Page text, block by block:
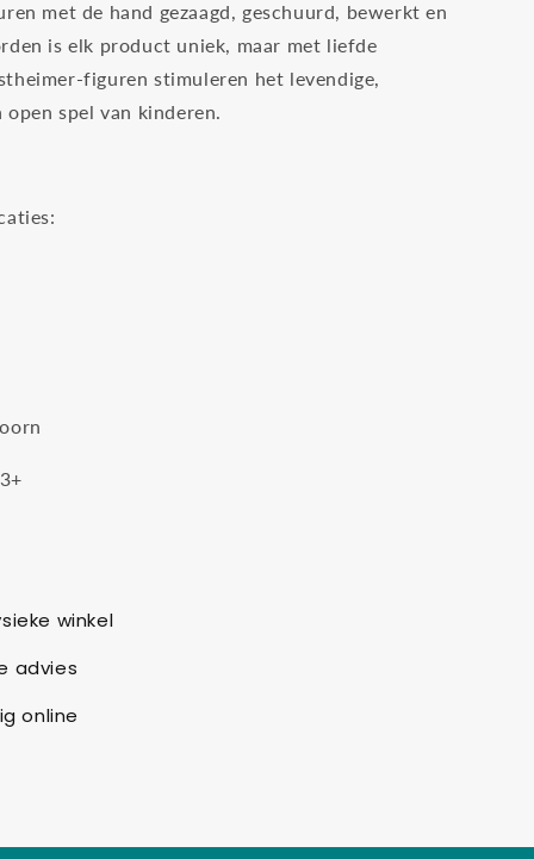
met de hand gezaagd, geschuurd, bewerkt en
is elk product uniek, maar met liefde
figuren stimuleren het levendige,
spel van kinderen.
winkel
advies
online